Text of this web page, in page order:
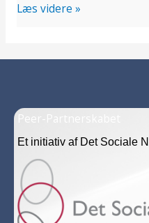
Læs videre »
Peer-Partnerskabet
Et initiativ af Det Sociale